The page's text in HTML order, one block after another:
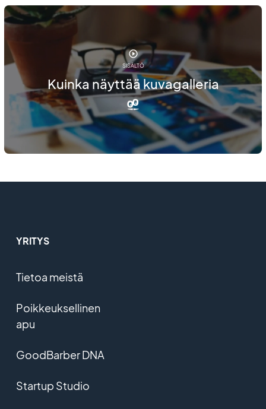
SISÄLTÖ
Kuinka näyttää kuvagalleria
YRITYS
Tietoa meistä
Poikkeuksellinen
apu
GoodBarber DNA
Startup Studio